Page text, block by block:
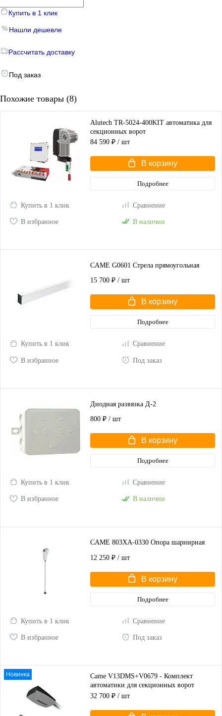
Купить в 1 клик
Нашли дешевле
Рассчитать доставку
Под заказ
Похожие товары (8)
Alutech TR-5024-400KIT автоматика для
секционных ворот
84 590 ₽ / шт
В корзину
Подробнее
Купить в 1 клик Сравнение
В избранное В наличии
CAME G0601 Стрела прямоугольная
15 700 ₽ / шт
В корзину
Подробнее
Купить в 1 клик Сравнение
В избранное Под заказ
Диодная развязка Д-2
800 ₽ / шт
В корзину
Подробнее
Купить в 1 клик Сравнение
В избранное В наличии
CAME 803XA-0330 Опора шарнирная
12 250 ₽ / шт
В корзину
Подробнее
Купить в 1 клик Сравнение
В избранное Под заказ
Новинка
Came V13DMS+V0679 - Комплект
автоматики для секционных ворот
высотой до 2,25 м
32 700 ₽ / шт